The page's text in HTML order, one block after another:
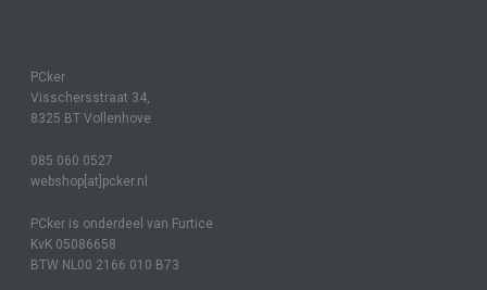
PCker
Visschersstraat 34,
8325 BT Vollenhove
085 060 0527
webshop[at]pcker.nl
PCker is onderdeel van Furtice
KvK 05086658
BTW NL00 2166 010 B73